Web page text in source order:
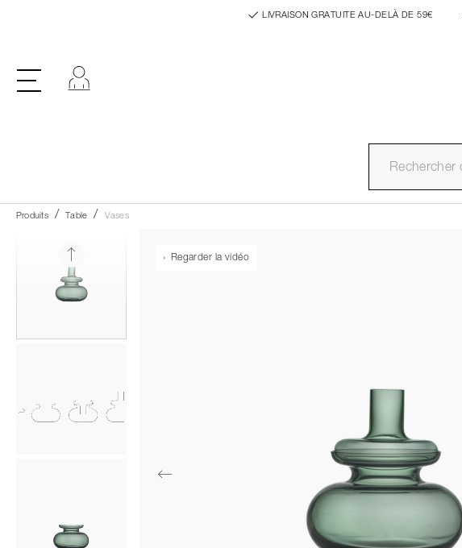
LIVRAISON GRATUITE AU-DELÀ DE 59€
Produits Table Vases
Regarder la vidéo